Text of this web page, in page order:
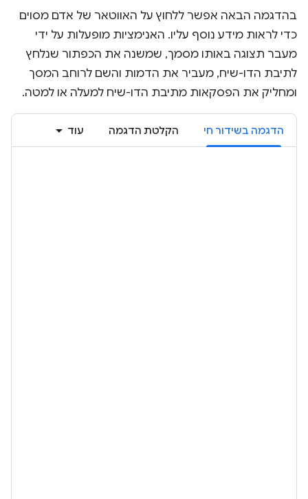
בהדגמה הבאה אפשר ללחוץ על האווטאר של אדם מסוים
כדי לראות מידע נוסף עליו. האנימציות מופעלות על ידי
מעבר תצוגה באותו מסמך, שמשנה את הכפתור שנלחץ
לתיבת הדו-שיח, מעביר את הדמות והשם לרוחב המסך
ומחליק את הפסקאות מתיבת הדו-שיח למעלה או למטה.
הדגמה בשידור חי הקלטת הדגמה עוד